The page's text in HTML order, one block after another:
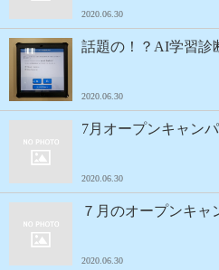
2020.06.30
話題の！？AI学習診
2020.06.30
7月オープンキャン
2020.06.30
７月のオープンキ
2020.06.30